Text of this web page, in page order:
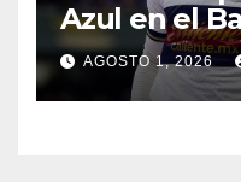
Azul en el
AGOSTO 1, 2026